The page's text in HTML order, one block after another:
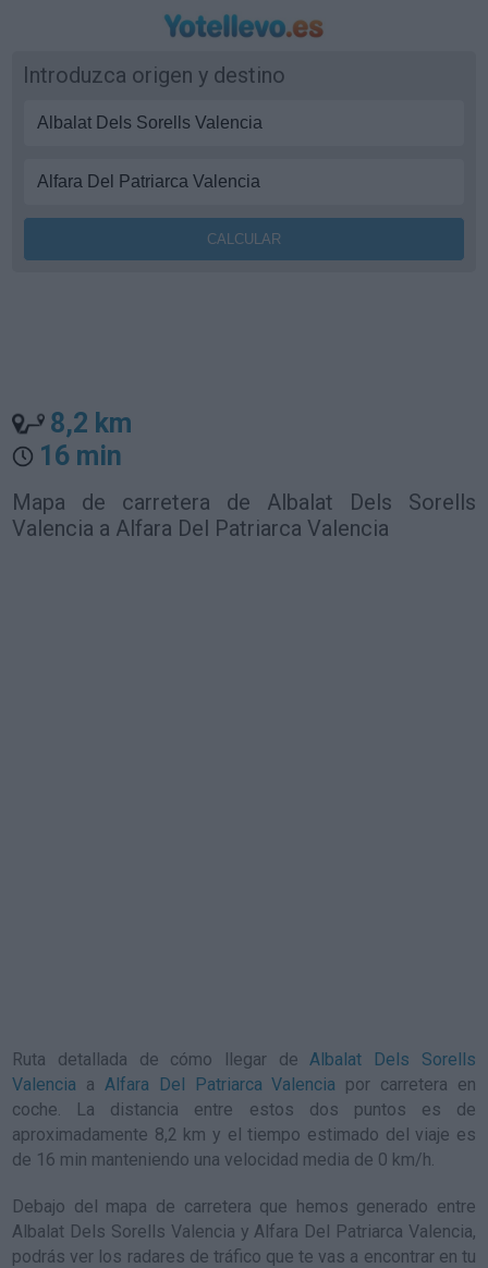
Introduzca origen y destino
8,2 km
16 min
Mapa de carretera de Albalat Dels Sorells
Valencia a Alfara Del Patriarca Valencia
Ruta detallada de cómo llegar deAlbalat Dels Sorells
Valencia a Alfara Del Patriarca Valencia por carretera en
coche. La distancia entre estos dos puntos es de
aproximadamente 8,2 km y el tiempo estimado del viaje es
de 16 min manteniendo una velocidad media de 0 km/h.
Debajo del mapa de carretera que hemos generado entre
Albalat Dels Sorells Valencia y Alfara Del Patriarca Valencia,
podrás ver los radares de tráfico que te vas a encontrar en tu